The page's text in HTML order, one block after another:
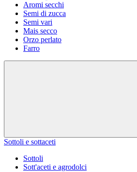
Aromi secchi
Semi di zucca
Semi vari
Mais secco
Orzo perlato
Farro
Sottoli e sottaceti
Sottoli
Sott'aceti e agrodolci